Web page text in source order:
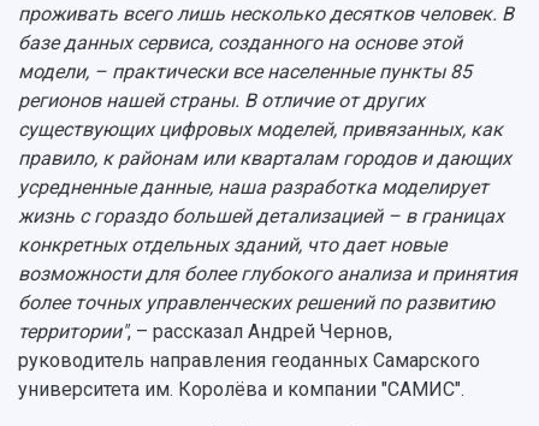
проживать всего лишь несколько десятков человек. В
базе данных сервиса, созданного на основе этой
модели, – практически все населенные пункты 85
регионов нашей страны. В отличие от других
существующих цифровых моделей, привязанных, как
правило, к районам или кварталам городов и дающих
усредненные данные, наша разработка моделирует
жизнь с гораздо большей детализацией – в границах
конкретных отдельных зданий, что дает новые
возможности для более глубокого анализа и принятия
более точных управленческих решений по развитию
территории", – рассказал Андрей Чернов,
руководитель направления геоданных Самарского
университета им. Королёва и компании "САМИС".